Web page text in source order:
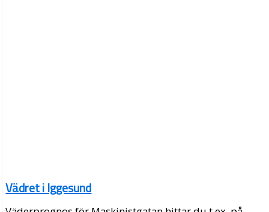
Vädret i Iggesund